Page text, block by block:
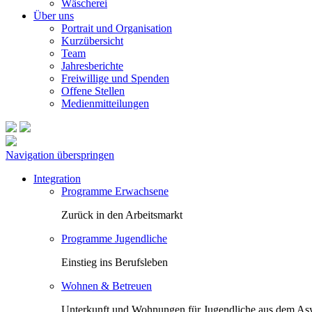
Wäscherei
Über uns
Portrait und Organisation
Kurzübersicht
Team
Jahresberichte
Freiwillige und Spenden
Offene Stellen
Medienmitteilungen
Navigation überspringen
Integration
Programme Erwachsene
Zurück in den Arbeitsmarkt
Programme Jugendliche
Einstieg ins Berufsleben
Wohnen & Betreuen
Unterkunft und Wohnungen für Jugendliche aus dem